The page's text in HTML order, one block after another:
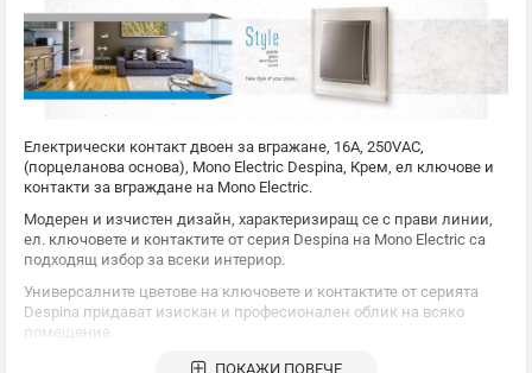
Електрически контакт двоен за вгражане, 16A, 250VAC,
(порцеланова основа), Mono Electric Despina, Крем, ел ключове и
контакти за вграждане на Mono Electric.
Модерен и изчистен дизайн, характеризиращ се с прави линии,
ел. ключовете и контактите от серия Despina на Mono Electric са
подходящ избор за всеки интериор.
Универсалните цветове на ключовете и контактите от серията
Despina придават изискан и професионален облик на всяко
помещение.
Серията Despina дава уникалната възможност за съчетаване на
ПОКАЖИ ПОВЕЧЕ